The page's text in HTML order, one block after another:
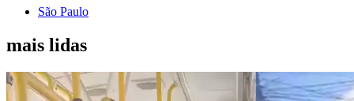
São Paulo
mais lidas